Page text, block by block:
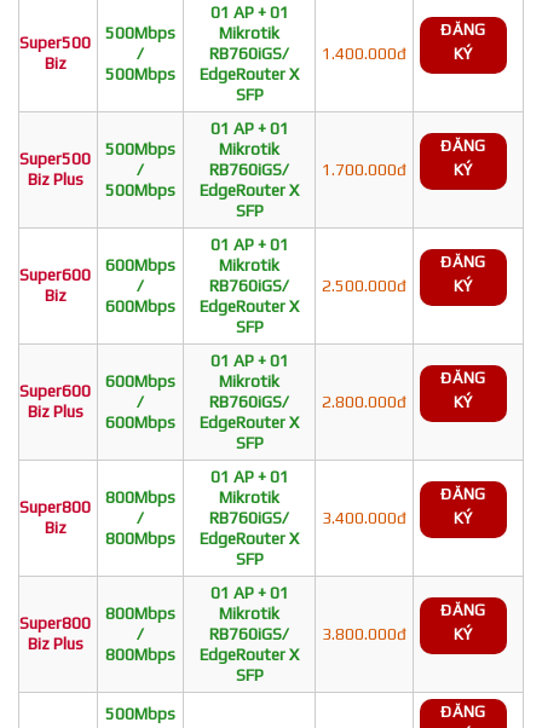
Super500
Biz
500Mbps
/
500Mbps
01 AP + 01
Mikrotik
RB760iGS/
EdgeRouter X
SFP
1.400.000đ
ĐĂNG
KÝ
Super500
Biz Plus
500Mbps
/
500Mbps
01 AP + 01
Mikrotik
RB760iGS/
EdgeRouter X
SFP
1.700.000đ
ĐĂNG
KÝ
Super600
Biz
600Mbps
/
600Mbps
01 AP + 01
Mikrotik
RB760iGS/
EdgeRouter X
SFP
2.500.000đ
ĐĂNG
KÝ
Super600
Biz Plus
600Mbps
/
600Mbps
01 AP + 01
Mikrotik
RB760iGS/
EdgeRouter X
SFP
2.800.000đ
ĐĂNG
KÝ
Super800
Biz
800Mbps
/
800Mbps
01 AP + 01
Mikrotik
RB760iGS/
EdgeRouter X
SFP
3.400.000đ
ĐĂNG
KÝ
Super800
Biz Plus
800Mbps
/
800Mbps
01 AP + 01
Mikrotik
RB760iGS/
EdgeRouter X
SFP
3.800.000đ
ĐĂNG
KÝ
500Mbps
ĐĂNG